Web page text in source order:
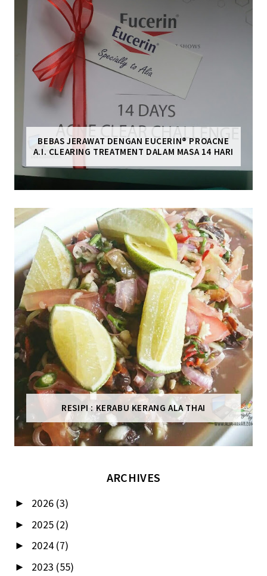
BEBAS JERAWAT DENGAN EUCERIN® PROACNE
A.I. CLEARING TREATMENT DALAM MASA 14 HARI
RESIPI : KERABU KERANG ALA THAI
ARCHIVES
► 2026 (3)
► 2025 (2)
► 2024 (7)
► 2023 (55)